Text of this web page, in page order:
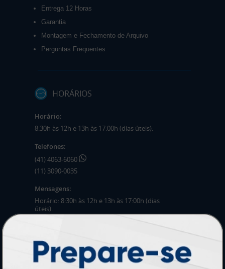
Entrega 12 Horas
Garantia
Montagem e Fechamento de Arquivo
Perguntas Frequentes
HORÁRIOS
Horário:
8:30h às 12h e 13h às 17:00h (dias úteis).
Telefones:
(41) 4063-6060
(11) 3090-0035
Mensagens:
Horário: 8:30h às 12h e 13h às 17:00h (dias
úteis).